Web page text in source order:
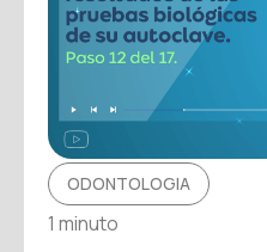
ODONTOLOGIA
1 minuto